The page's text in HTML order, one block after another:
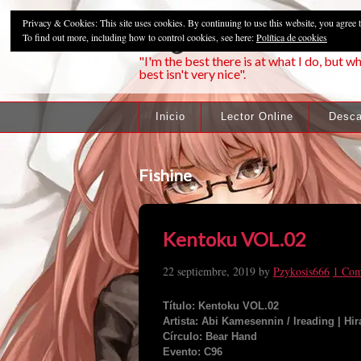
"I'm the best there is at what I do, but
best isn't very nice".
Inicio Lector Online
Fishine
Kentoku VOL.02
22 septiembre, 2019 by Pzykosis666 1
Título: Kentoku VOL.02
Artista: Abi Kamesennin / Ireading |
Círculo: Bear Hand
Evento: C96
Privacy & Cookies: This site uses cookies. By continuing to use this website, you agree
To find out more, including how to control cookies, see here:Política de cookies